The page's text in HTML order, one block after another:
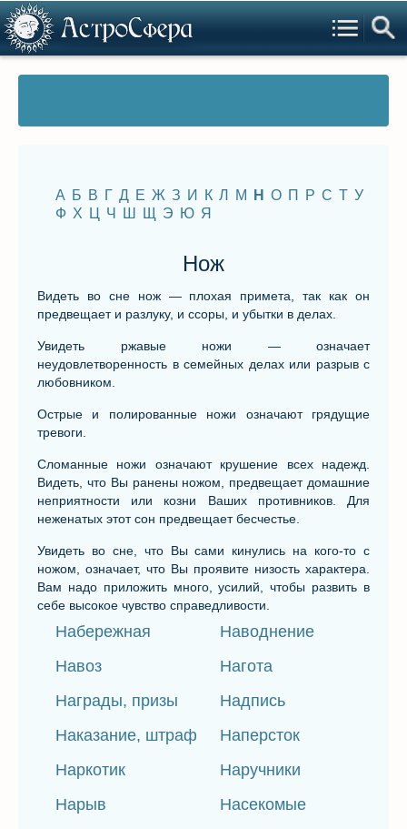
А Б В Г Д Е Ж З И К Л М Н О П Р С Т У
Ф Х Ц Ч Ш Щ Э Ю Я
Нож
Видеть во сне нож — плохая примета, так как он
предвещает и разлуку, и ссоры, и убытки в делах.
Увидеть ржавые ножи — означает
неудовлетворенность в семейных делах или разрыв с
любовником.
Острые и полированные ножи означают грядущие
тревоги.
Сломанные ножи означают крушение всех надежд.
Видеть, что Вы ранены ножом, предвещает домашние
неприятности или козни Ваших противников. Для
неженатых этот сон предвещает бесчестье.
Увидеть во сне, что Вы сами кинулись на кого-то с
ножом, означает, что Вы проявите низость характера.
Вам надо приложить много, усилий, чтобы развить в
себе высокое чувство справедливости.
Набережная
Наводнение
Навоз
Нагота
Награды, призы
Надпись
Наказание, штраф
Наперсток
Наркотик
Наручники
Нарыв
Насекомые